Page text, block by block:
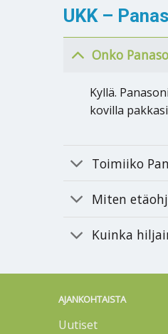
UKK –
Onko
Kyllä.
kovilla
Toimiiko
Miten
Kuinka
AJANKOHTAISTA
Uutiset